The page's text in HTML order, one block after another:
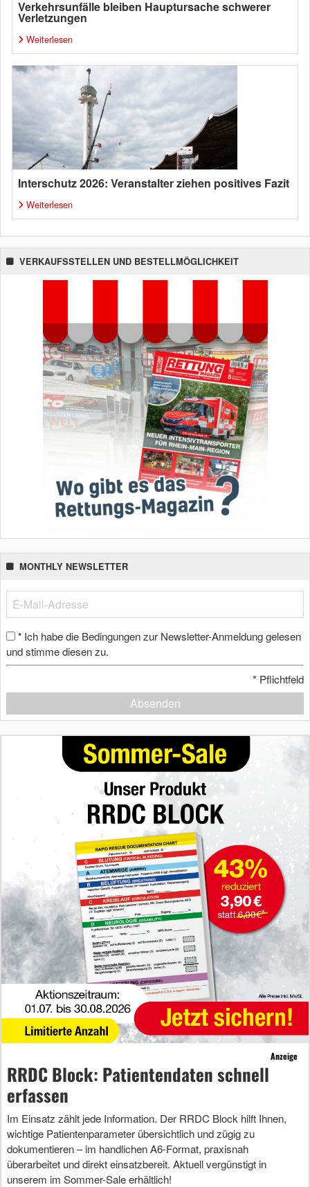
Verkehrsunfälle bleiben Hauptursache schwerer
Verletzungen
Weiterlesen
Interschutz 2026: Veranstalter ziehen positives Fazit
Weiterlesen
VERKAUFSSTELLEN UND BESTELLMÖGLICHKEIT
MONTHLY NEWSLETTER
* Ich habe die Bedingungen zur Newsletter-Anmeldung gelesen
und stimme diesen zu.
* Pflichtfeld
Absenden
Anzeige
RRDC Block: Patientendaten schnell
erfassen
Im Einsatz zählt jede Information. Der RRDC Block hilft Ihnen,
wichtige Patientenparameter übersichtlich und zügig zu
dokumentieren – im handlichen A6-Format, praxisnah
überarbeitet und direkt einsatzbereit. Aktuell vergünstigt in
unserem im Sommer-Sale erhältlich!